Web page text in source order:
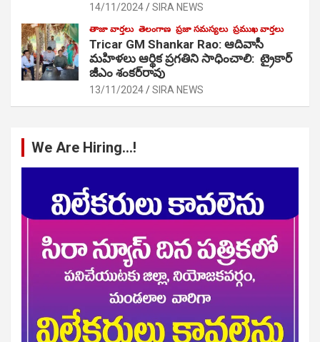
14/11/2024 SIRA NEWS
తాజా వార్తలు తెలంగాణ ప్రజా సమస్యలు ప్రముఖ వార్తలు
Tricar GM Shankar Rao: ఆదివాసీ
మహిళలు ఆర్థిక ప్రగతిని సాధించాలి: ట్రైకార్
జీఎం శంకర్‌రావు
13/11/2024 SIRA NEWS
We Are Hiring…!